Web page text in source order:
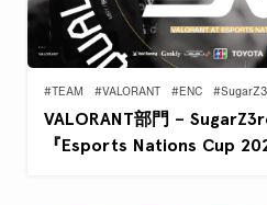
#TEAM #VALORANT #ENC
VALORANT部門 –
『Esports Nations Cup